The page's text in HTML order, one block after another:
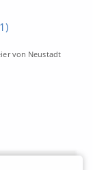
von Neustadt